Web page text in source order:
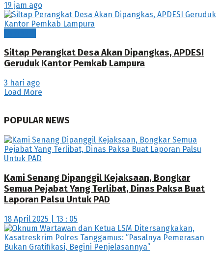
19 jam ago
Siltap Perangkat Desa Akan Dipangkas, APDESI
Geruduk Kantor Pemkab Lampura
3 hari ago
Load More
POPULAR NEWS
Kami Senang Dipanggil Kejaksaan, Bongkar
Semua Pejabat Yang Terlibat, Dinas Paksa Buat
Laporan Palsu Untuk PAD
18 April 2025 | 13 : 05